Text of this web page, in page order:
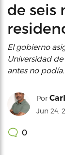
de seis
El gobierno
Universidad
antes no podía.
Por
Jun 24,
0